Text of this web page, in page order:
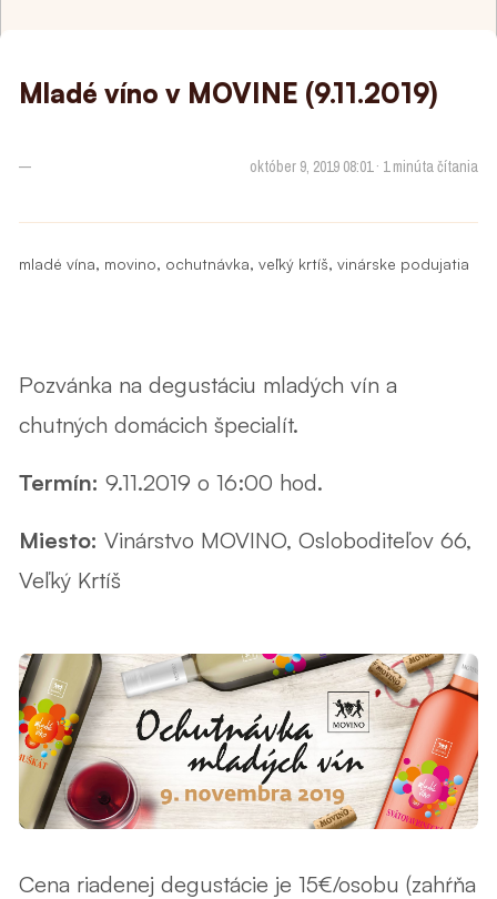
Mladé víno v MOVINE (9.11.2019)
— október 9, 2019 08:01 · 1 minúta čítania
mladé vína, movino, ochutnávka, veľký krtíš, vinárske podujatia
Pozvánka na degustáciu mladých vín a
chutných domácich špecialít.
Termín: 9.11.2019 o 16:00 hod.
Miesto: Vinárstvo MOVINO, Osloboditeľov 66,
Veľký Krtíš
Cena riadenej degustácie je 15€/osobu (zahŕňa